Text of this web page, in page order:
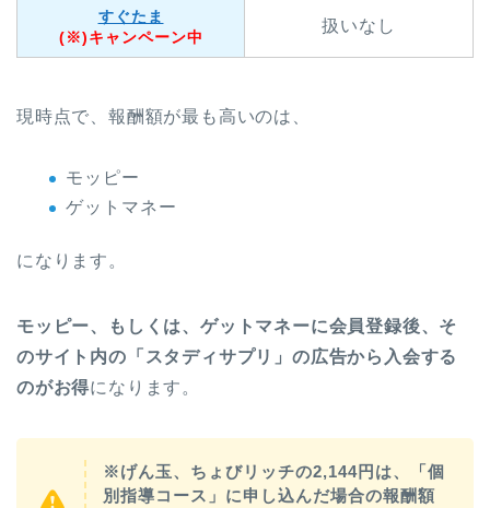
すぐたま
(※)キャンペーン中
扱いなし
現時点で、報酬額が最も高いのは、
モッピー
ゲットマネー
になります。
モッピー、もしくは、ゲットマネーに会員登録後、そ
のサイト内の「スタディサプリ」の広告から入会する
のがお得になります。
※げん玉、ちょびリッチの2,144円は、「個
別指導コース」に申し込んだ場合の報酬額